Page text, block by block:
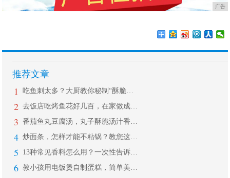
广告
推荐文章
1 吃鱼刺太多？大厨教你秘制“酥脆鱼”，
2 去饭店吃烤鱼花好几百，在家做成本不到
3 番茄鱼丸豆腐汤，丸子酥脆汤汁香浓，开
4 炒面条，怎样才能不粘锅？教您这样做，
5 13种常见香料怎么用？一次性告诉你！
6 教小孩用电饭煲自制蛋糕，简单美味，学